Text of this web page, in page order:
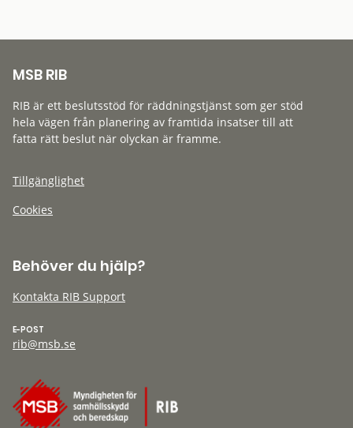
MSB RIB
RIB är ett beslutsstöd för räddningstjänst som ger stöd
hela vägen från planering av framtida insatser till att
fatta rätt beslut när olyckan är framme.
Tillgänglighet
Cookies
Behöver du hjälp?
Kontakta RIB Support
E-POST
rib@msb.se